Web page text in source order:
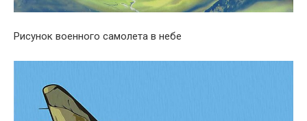
Рисунок военного самолета в небе